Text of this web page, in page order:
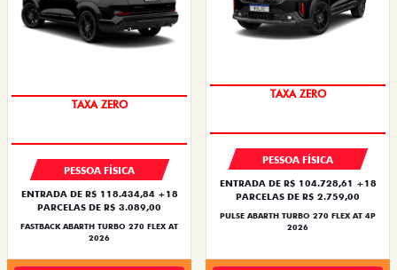
TAXA ZERO
PESSOA FÍSICA
ENTRADA DE R$ 118.434,84 +18
PARCELAS DE R$ 3.089,00
FASTBACK ABARTH TURBO 270 FLEX AT
2026
TAXA ZERO
PESSOA FÍSICA
ENTRADA DE R$ 104.728,61 +18
PARCELAS DE R$ 2.759,00
PULSE ABARTH TURBO 270 FLEX AT 4P
2026